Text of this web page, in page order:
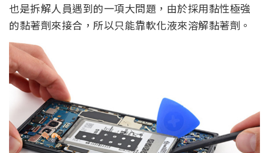
也是拆解人員遇到的一項大問題，由於採用黏性極強
的黏著劑來接合，所以只能靠軟化液來溶解黏著劑。